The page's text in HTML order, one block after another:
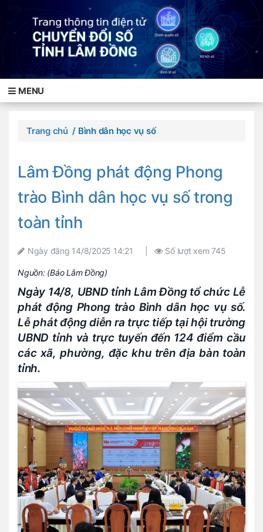
MENU
Trang chủ / Bình dân học vụ số
Lâm Đồng phát động Phong
trào Bình dân học vụ số trong
toàn tỉnh
Ngày đăng 14/8/2025 14:21 Số lượt xem745
Nguồn: (Báo Lâm Đồng)
Ngày 14/8, UBND tỉnh Lâm Đồng tổ chức Lễ
phát động Phong trào Bình dân học vụ số.
Lễ phát động diễn ra trực tiếp tại hội trường
UBND tỉnh và trực tuyến đến 124 điểm cầu
các xã, phường, đặc khu trên địa bàn toàn
tỉnh.